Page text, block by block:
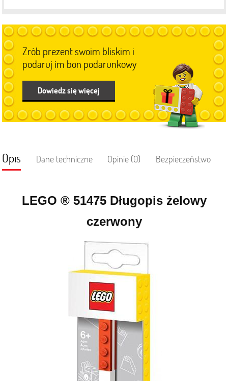
Zrób prezent swoim bliskim i
podaruj im bon podarunkowy
Dowiedz się więcej
Opis Dane techniczne Opinie (0) Bezpieczeństwo
LEGO ® 51475 Długopis żelowy
czerwony